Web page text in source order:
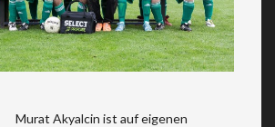
Murat Akyalcin ist auf eigenen